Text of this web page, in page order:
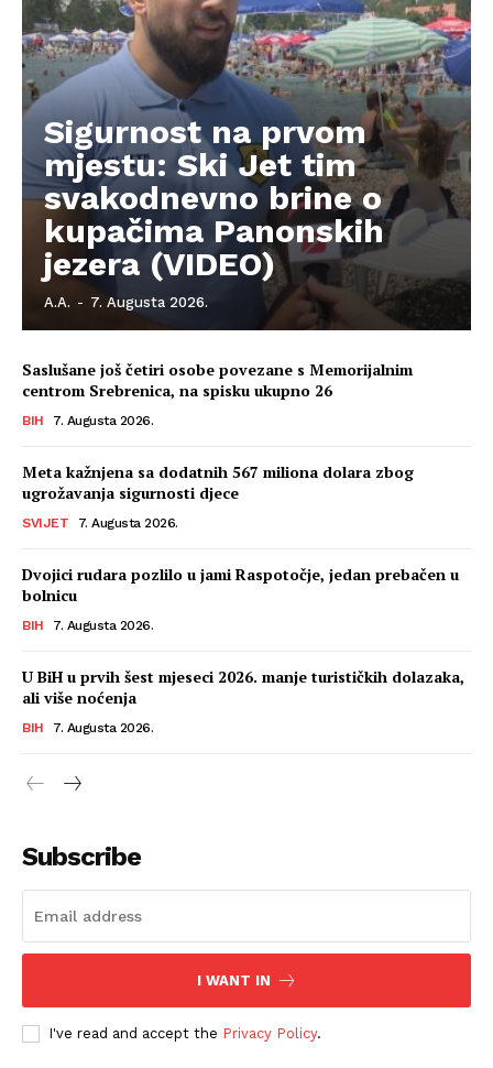
Info
O nama
Kontakt
Impressum
Sigurnost na prvom
mjestu: Ski Jet tim
svakodnevno brine o
kupačima Panonskih
jezera (VIDEO)
A.A. - 7. Augusta 2026.
Saslušane još četiri osobe povezane s Memorijalnim
centrom Srebrenica, na spisku ukupno 26
BIH 7. Augusta 2026.
Meta kažnjena sa dodatnih 567 miliona dolara zbog
ugrožavanja sigurnosti djece
SVIJET 7. Augusta 2026.
Dvojici rudara pozlilo u jami Raspotočje, jedan prebačen u
bolnicu
BIH 7. Augusta 2026.
U BiH u prvih šest mjeseci 2026. manje turističkih dolazaka,
ali više noćenja
BIH 7. Augusta 2026.
Subscribe
I WANT IN
I've read and accept the Privacy Policy.